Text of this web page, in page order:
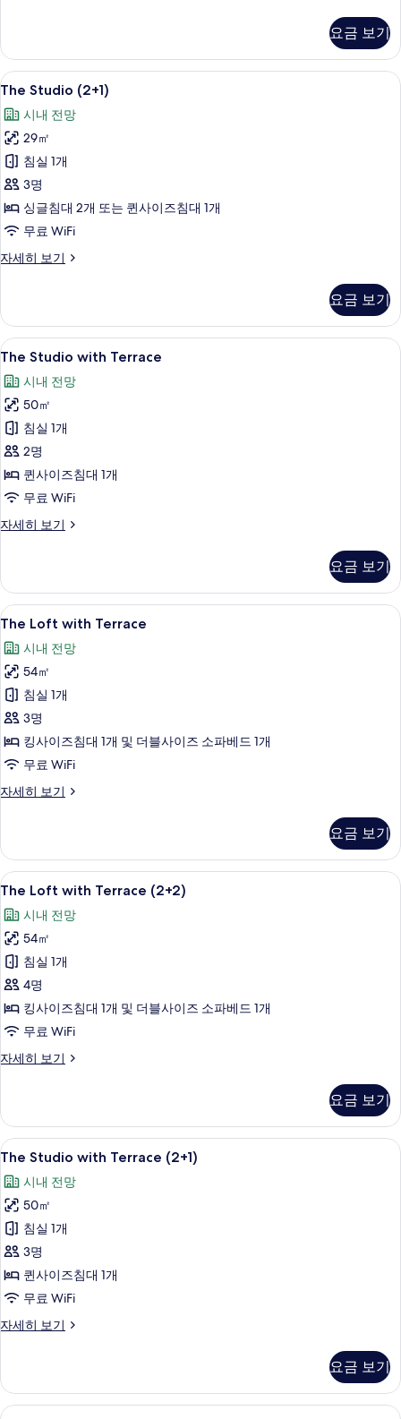
히
보
기
요금 보기
The
Studio
(2+1)
사
진
모
두
보
기
4
The Studio (2+1)
시내 전망
29㎡
침실 1개
3명
싱글침대 2개 또는 퀸사이즈침대 1개
무료 WiFi
자세히 보기
The
세
히
보
요금 보기
The
Studio
with
Terrace
사
진
모
두
보
4
The Studio with Terrace
시내 전망
50㎡
침실 1개
2명
퀸사이즈침대 1개
무료 WiFi
자세히 보기
The
자
세
히
기
요금 보기
The
Loft
with
Terrace
사
진
모
두
보
6
The Loft with Terrace
시내 전망
54㎡
침실 1개
3명
킹사이즈침대 1개 및 더블사이즈 소파베드 1개
무료 WiFi
자세히 보기
The
자
세
히
기
요금 보기
The
Loft
with
Terrace
(2+2)
사
진
모
두
6
The Loft with Terrace (2+2)
시내 전망
54㎡
침실 1개
4명
킹사이즈침대 1개 및 더블사이즈 소파베드 1개
무료 WiFi
자세히 보기
The
(2+2)
자
세
보
기
요금 보기
The
Studio
with
Terrace
(2+1)
사
진
모
두
4
The Studio with Terrace (2+1)
시내 전망
50㎡
침실 1개
3명
퀸사이즈침대 1개
무료 WiFi
자세히 보기
The
(2+1)
자
요금 보기